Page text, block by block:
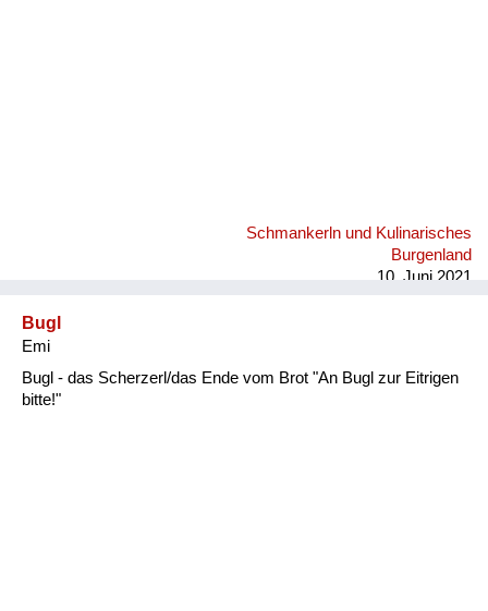
Schmankerln und Kulinarisches
Burgenland
10. Juni 2021
Bugl
Emi
Bugl - das Scherzerl/das Ende vom Brot "An Bugl zur Eitrigen
bitte!"